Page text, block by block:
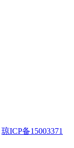
琼ICP备15003371